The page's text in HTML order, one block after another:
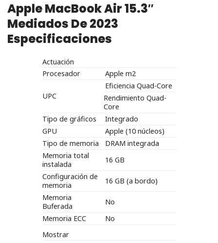
Apple MacBook Air 15.3″
Mediados De 2023
Especificaciones
Actuación
Procesador
Apple m2
UPC
Eficiencia Quad-Core
Rendimiento Quad-
Core
Tipo de gráficos
Integrado
GPU
Apple (10 núcleos)
Tipo de memoria
DRAM integrada
Memoria total
instalada
16 GB
Configuración de
memoria
16 GB (a bordo)
Memoria
Buferada
No
Memoria ECC
No
Mostrar